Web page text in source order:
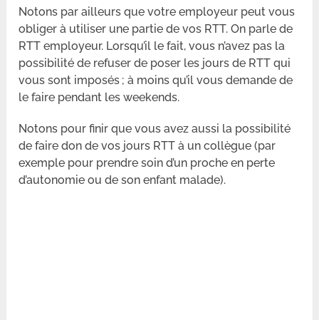
Notons par ailleurs que votre employeur peut vous
obliger à utiliser une partie de vos RTT. On parle de
RTT employeur. Lorsqu’il le fait, vous n’avez pas la
possibilité de refuser de poser les jours de RTT qui
vous sont imposés ; à moins qu’il vous demande de
le faire pendant les weekends.
Notons pour finir que vous avez aussi la possibilité
de faire don de vos jours RTT à un collègue (par
exemple pour prendre soin d’un proche en perte
d’autonomie ou de son enfant malade).